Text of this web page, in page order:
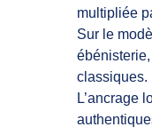
multipliée
Sur le
classiques.
L’ancrage